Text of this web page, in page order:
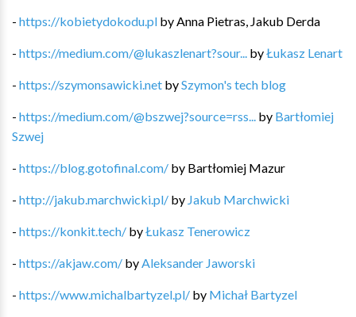
- https://kobietydokodu.pl by Anna Pietras, Jakub Derda
- https://medium.com/@lukaszlenart?sour... byŁukasz Lenart
- https://szymonsawicki.net bySzymon's tech blog
- https://medium.com/@bszwej?source=rss... by Bartłomiej
Szwej
- https://blog.gotofinal.com/ by Bartłomiej Mazur
- http://jakub.marchwicki.pl/ by Jakub Marchwicki
- https://konkit.tech/ byŁukasz Tenerowicz
- https://akjaw.com/ by Aleksander Jaworski
- https://www.michalbartyzel.pl/ by Michał Bartyzel